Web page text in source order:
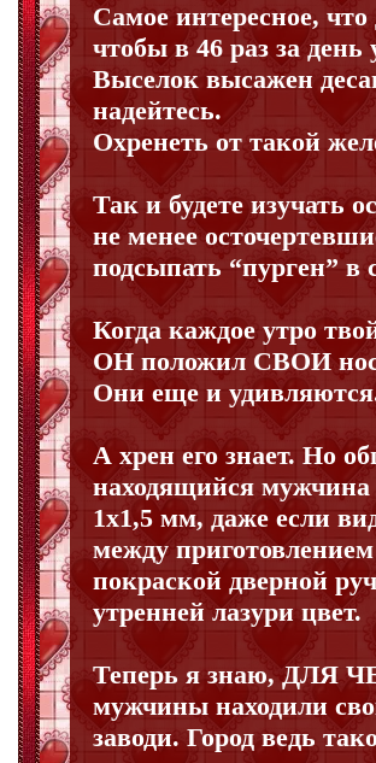
Самое интересное, что
чтобы в 46 раз за
Выселок высажен
надейтесь.
Охренеть от такой
Так и будете изучать
не менее
подсыпать “пурген”
Когда каждое утро
ОН положил СВОИ
Они еще и
А хрен его знает. Но
находящийся
1х1,5 мм, даже если
между
покраской дверной
утренней лазури цвет.
Теперь я знаю, ДЛЯ
мужчины находили
заводи. Город ведь